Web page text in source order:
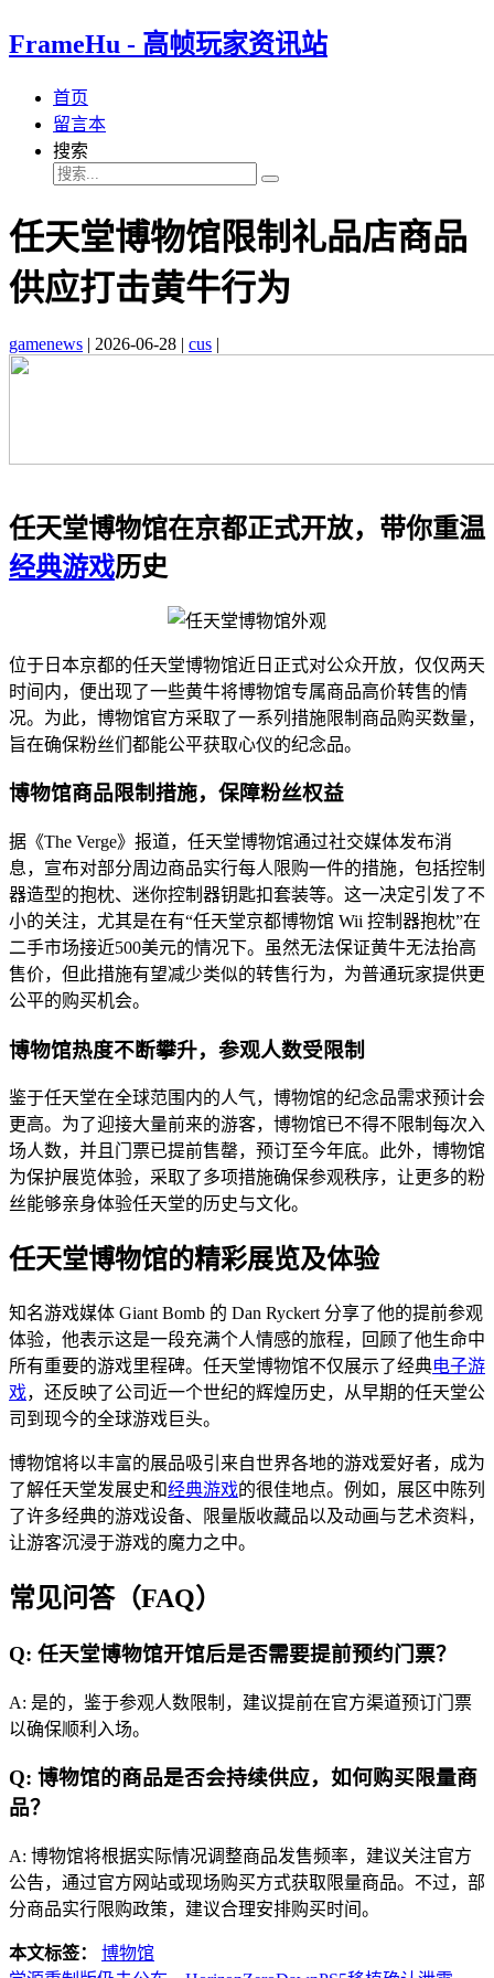
FrameHu - 高帧玩家资讯站
首页
留言本
搜索
任天堂博物馆限制礼品店商品
供应打击黄牛行为
gamenews | 2026-06-28 | cus |
任天堂博物馆在京都正式开放，带你重温
经典游戏历史
位于日本京都的任天堂博物馆近日正式对公众开放，仅仅两天
时间内，便出现了一些黄牛将博物馆专属商品高价转售的情
况。为此，博物馆官方采取了一系列措施限制商品购买数量，
旨在确保粉丝们都能公平获取心仪的纪念品。
博物馆商品限制措施，保障粉丝权益
据《The Verge》报道，任天堂博物馆通过社交媒体发布消
息，宣布对部分周边商品实行每人限购一件的措施，包括控制
器造型的抱枕、迷你控制器钥匙扣套装等。这一决定引发了不
小的关注，尤其是在有“任天堂京都博物馆 Wii 控制器抱枕”在
二手市场接近500美元的情况下。虽然无法保证黄牛无法抬高
售价，但此措施有望减少类似的转售行为，为普通玩家提供更
公平的购买机会。
博物馆热度不断攀升，参观人数受限制
鉴于任天堂在全球范围内的人气，博物馆的纪念品需求预计会
更高。为了迎接大量前来的游客，博物馆已不得不限制每次入
场人数，并且门票已提前售罄，预订至今年底。此外，博物馆
为保护展览体验，采取了多项措施确保参观秩序，让更多的粉
丝能够亲身体验任天堂的历史与文化。
任天堂博物馆的精彩展览及体验
知名游戏媒体 Giant Bomb 的 Dan Ryckert 分享了他的提前参观
体验，他表示这是一段充满个人情感的旅程，回顾了他生命中
所有重要的游戏里程碑。任天堂博物馆不仅展示了经典电子游
戏，还反映了公司近一个世纪的辉煌历史，从早期的任天堂公
司到现今的全球游戏巨头。
博物馆将以丰富的展品吸引来自世界各地的游戏爱好者，成为
了解任天堂发展史和经典游戏的很佳地点。例如，展区中陈列
了许多经典的游戏设备、限量版收藏品以及动画与艺术资料，
让游客沉浸于游戏的魔力之中。
常见问答（FAQ）
Q: 任天堂博物馆开馆后是否需要提前预约门票？
A: 是的，鉴于参观人数限制，建议提前在官方渠道预订门票
以确保顺利入场。
Q: 博物馆的商品是否会持续供应，如何购买限量商
品？
A: 博物馆将根据实际情况调整商品发售频率，建议关注官方
公告，通过官方网站或现场购买方式获取限量商品。不过，部
分商品实行限购政策，建议合理安排购买时间。
本文标签：
博物馆